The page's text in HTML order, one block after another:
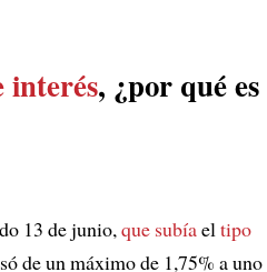
interés, ¿por qué es
13 de junio, que subíael tipo
de un máximo de 1,75% a uno